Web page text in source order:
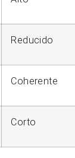
Reducido
Coherente
Corto